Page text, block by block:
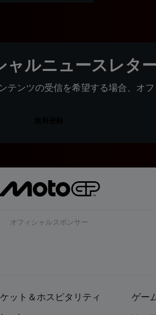
ャルニュースレタ
テンツの受信を希望する場合、オ
オフィシャルスポンサー
ット＆ホスピタリティ ゲー